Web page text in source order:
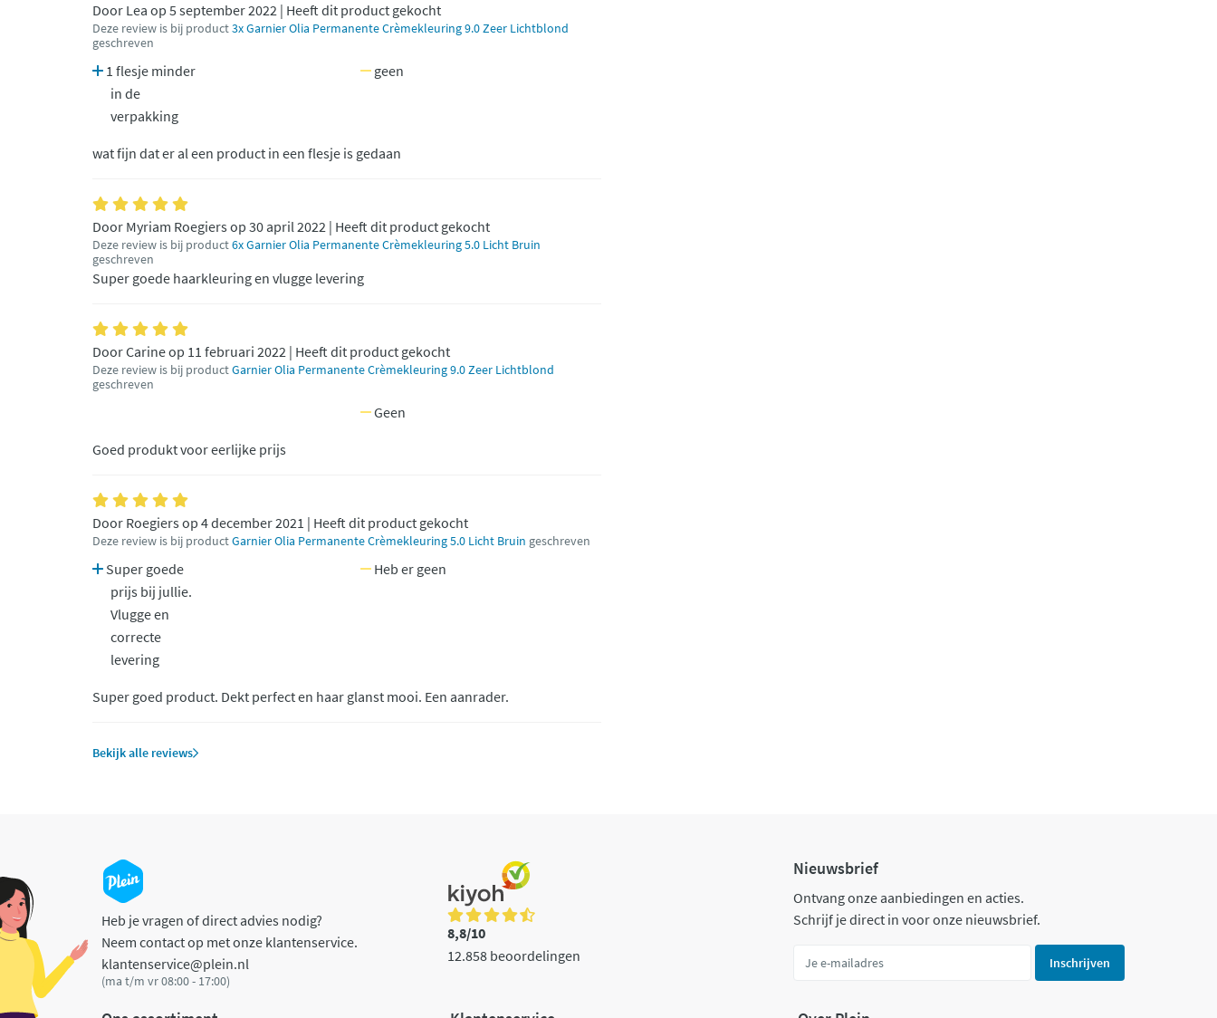
Door Lea op 5 september 2022 | Heeft dit product gekocht
Deze review is bij product3x Garnier Olia Permanente Crèmekleuring 9.0 Zeer Lichtblond
geschreven
1 flesje minder
in de
verpakking
geen
wat fijn dat er al een product in een flesje is gedaan
Door Myriam Roegiers op 30 april 2022 | Heeft dit product gekocht
Deze review is bij product6x Garnier Olia Permanente Crèmekleuring 5.0 Licht Bruin
geschreven
Super goede haarkleuring en vlugge levering
Door Carine op 11 februari 2022 | Heeft dit product gekocht
Deze review is bij productGarnier Olia Permanente Crèmekleuring 9.0 Zeer Lichtblond
geschreven
Geen
Goed produkt voor eerlijke prijs
Door Roegiers op 4 december 2021 | Heeft dit product gekocht
Deze review is bij productGarnier Olia Permanente Crèmekleuring 5.0 Licht Bruin geschreven
Super goede
prijs bij jullie.
Vlugge en
correcte
levering
Heb er geen
Super goed product. Dekt perfect en haar glanst mooi. Een aanrader.
Bekijk alle reviews
Heb je vragen of direct advies nodig?
Neem contact op met onze klantenservice.
klantenservice@plein.nl
(ma t/m vr 08:00 - 17:00)
8,8/10
12.858 beoordelingen
Nieuwsbrief
Ontvang onze aanbiedingen en acties.
Schrijf je direct in voor onze nieuwsbrief.
Inschrijven